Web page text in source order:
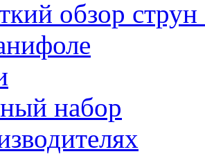
обзор
набор